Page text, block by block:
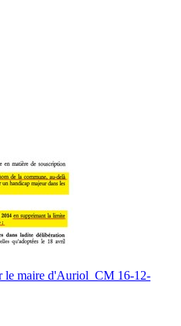
le maire d'Auriol_CM 16-12-